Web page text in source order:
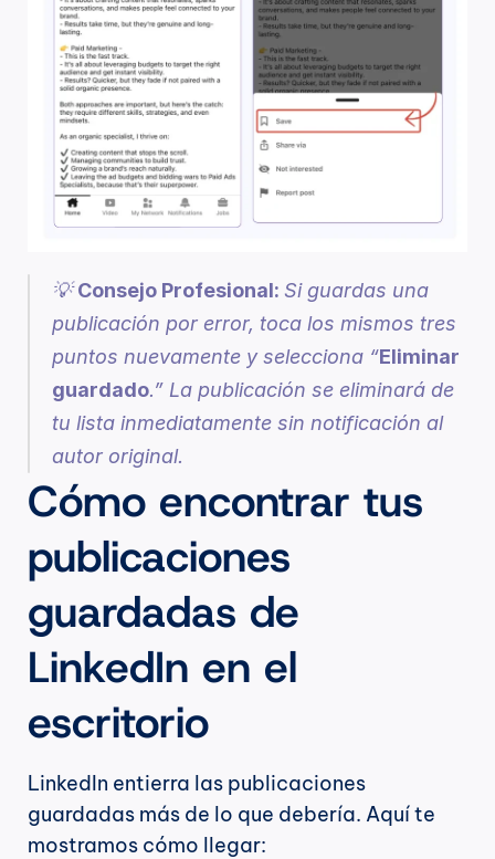
💡 Consejo Profesional: Si guardas una
publicación por error, toca los mismos tres
puntos nuevamente y selecciona “Eliminar
guardado.” La publicación se eliminará de
tu lista inmediatamente sin notificación al
autor original.
Cómo encontrar tus
publicaciones
guardadas de
LinkedIn en el
escritorio
LinkedIn entierra las publicaciones
guardadas más de lo que debería. Aquí te
mostramos cómo llegar: